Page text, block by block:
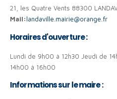
21, les Quatre Vents 88300
Mail:landaville.mairie@orange.fr
Horaires d'ouverture :
Lundi de 9h00 à 12h30 Jeudi de
14h00 à 16h00
Informations sur le maire :